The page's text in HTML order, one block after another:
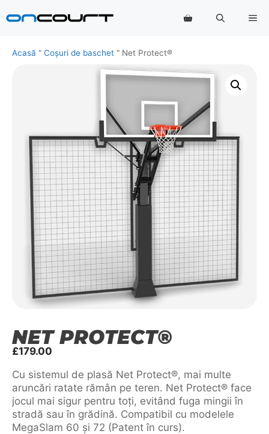
la
Acasă " Coșuri de baschet " Net Protect®
NET PROTECT®
£179.00
Cu sistemul de plasă Net Protect®, mai multe
aruncări ratate rămân pe teren. Net Protect® face
jocul mai sigur pentru toți, evitând fuga mingii în
stradă sau în grădină. Compatibil cu modelele
MegaSlam 60 și 72 (Patent în curs).